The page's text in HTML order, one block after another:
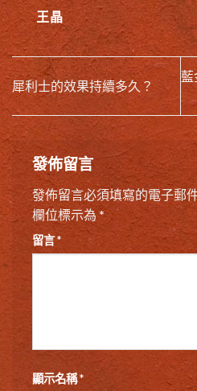
王晶
犀利士的效果持續多久？
藍
發佈留言
發佈留言必須填寫的電子郵
欄位標示為*
留言*
顯示名稱*